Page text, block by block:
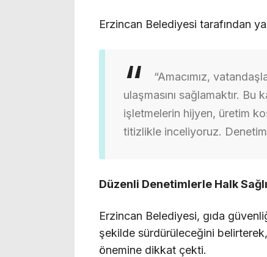
Erzincan Belediyesi tarafından
“Amacımız,
ulaşmasını sağlamaktır.
işletmelerin hijyen, üretim
titizlikle inceliyoruz.
Düzenli Denetimlerle Halk
Erzincan Belediyesi, gıda
şekilde sürdürüleceğini
önemine dikkat çekti.